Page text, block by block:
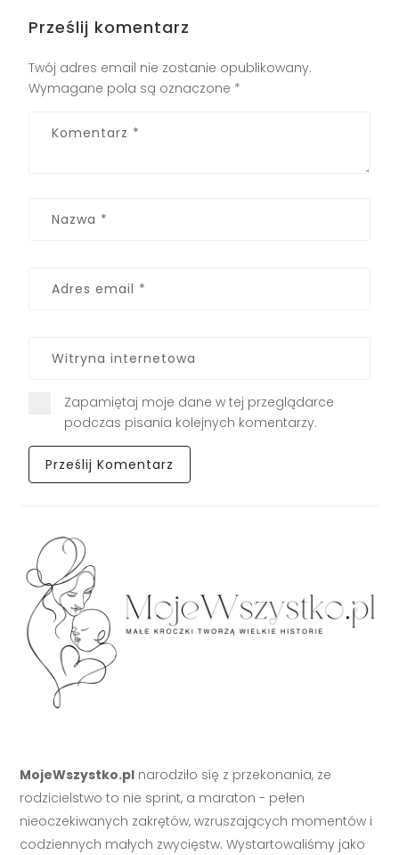
Prześlij komentarz
Twój adres email nie zostanie opublikowany.
Wymagane pola są oznaczone *
Zapamiętaj moje dane w tej przeglądarce
podczas pisania kolejnych komentarzy.
MojeWszystko.pl narodziło się z przekonania, że
rodzicielstwo to nie sprint, a maraton - pełen
nieoczekiwanych zakrętów, wzruszających momentów i
codziennych małych zwycięstw. Wystartowaliśmy jako